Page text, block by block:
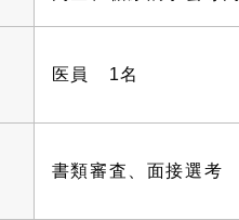
医員 1名
書類審査、面接選考